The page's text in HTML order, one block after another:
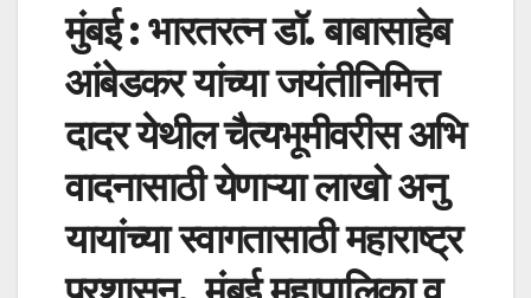
मुंबई: भारतरत्नडॉ.बाबासाहेब
आंबेडकरयांच्याजयंतीनिमित्त
दादरयेथीलचैत्यभूमीवरीस अभि
वादनासाठीयेणाऱ्यालाखो अनु
यायांच्यास्वागतासाठीमहाराष्ट्र